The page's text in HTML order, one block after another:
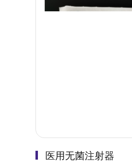
医用无菌注射器